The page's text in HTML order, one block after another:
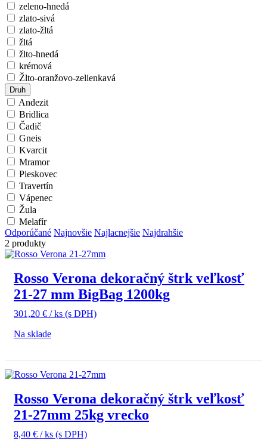
zeleno-hnedá
zlato-sivá
zlato-žltá
žltá
žlto-hnedá
krémová
Žlto-oranžovo-zelienkavá
Druh
Andezit
Bridlica
Čadič
Gneis
Kvarcit
Mramor
Pieskovec
Travertín
Vápenec
Žula
Melafír
Odporúčané Najnovšie Najlacnejšie Najdrahšie
2 produkty
Rosso Verona dekoračný štrk veľkosť
21-27 mm BigBag 1200kg
301,20 € / ks (s DPH)
Na sklade
Rosso Verona dekoračný štrk veľkosť
21-27mm 25kg vrecko
8,40 € / ks (s DPH)